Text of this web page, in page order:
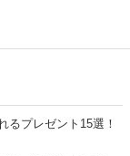
るプレゼント15選！